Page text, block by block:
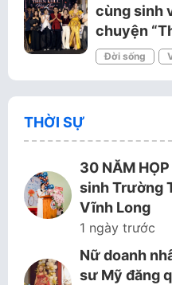
cùng sinh
chuyện
Đời sống
THỜI SỰ
30 NĂM
sinh Trường
Vĩnh Long
1 ngày trước
Nữ doanh
sư Mỹ đăng